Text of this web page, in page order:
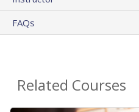
FAQs
Related Courses